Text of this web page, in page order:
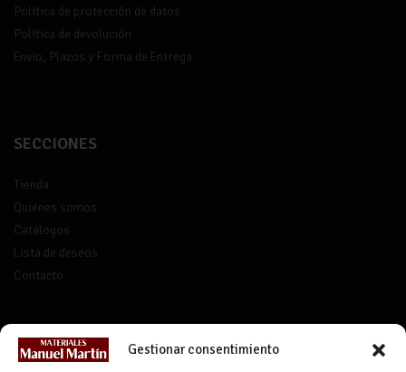
Gestionar consentimiento
Política de protección de datos
Política de devolución
Envío, Plazos y Forma de Entrega
SECCIONES
Tienda
Quiénes somos
Catálogos
Lista de deseos
Contacto
CONTACTO